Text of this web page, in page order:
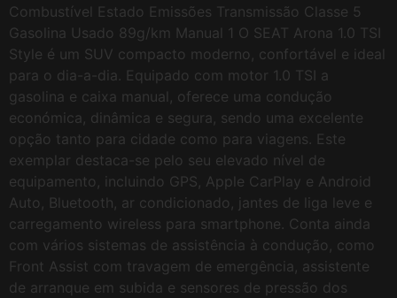
Combustível Estado Emissões Transmissão Classe 5
Gasolina Usado 89g/km Manual 1 O SEAT Arona 1.0 TSI
Style é um SUV compacto moderno, confortável e ideal
para o dia-a-dia. Equipado com motor 1.0 TSI a
gasolina e caixa manual, oferece uma condução
económica, dinâmica e segura, sendo uma excelente
opção tanto para cidade como para viagens. Este
exemplar destaca-se pelo seu elevado nível de
equipamento, incluindo GPS, Apple CarPlay e Android
Auto, Bluetooth, ar condicionado, jantes de liga leve e
carregamento wireless para smartphone. Conta ainda
com vários sistemas de assistência à condução, como
Front Assist com travagem de emergência, assistente
de arranque em subida e sensores de pressão dos